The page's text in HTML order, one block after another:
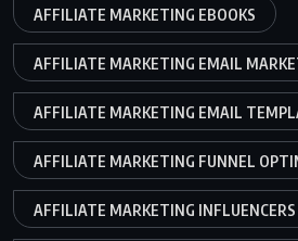
AFFILIATE MARKETING EBOOKS
AFFILIATE MARKETING EMAIL
AFFILIATE MARKETING EMAIL
AFFILIATE MARKETING FUNNEL
AFFILIATE MARKETING INFLUENCERS